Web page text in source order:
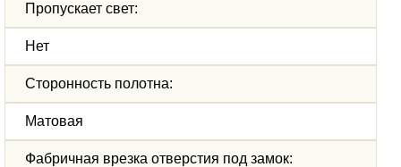
Пропускает свет:
Нет
Сторонность полотна:
Матовая
Фабричная врезка отверстия под замок: